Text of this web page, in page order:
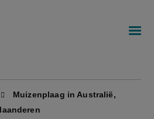
Muizenplaag in Australië,